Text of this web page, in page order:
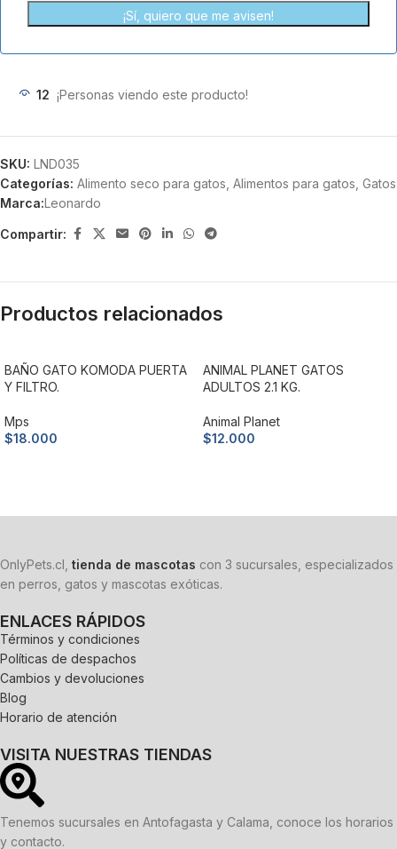
¡Sí, quiero que me avisen!
12 ¡Personas viendo este producto!
SKU: LND035
Categorías: Alimento seco para gatos Alimentos para gatos Gatos
Marca:Leonardo
Compartir:
Productos relacionados
BAÑO GATO KOMODA PUERTA
Y FILTRO.
Mps
$18.000
ANIMAL PLANET GATOS
ADULTOS 2.1 KG.
Animal Planet
$12.000
OnlyPets.cl, tienda de mascotas con 3 sucursales, especializados
en perros, gatos y mascotas exóticas.
ENLACES RÁPIDOS
Términos y condiciones
Políticas de despachos
Cambios y devoluciones
Blog
Horario de atención
VISITA NUESTRAS TIENDAS
Tenemos sucursales en Antofagasta y Calama, conoce los horarios
y contacto.